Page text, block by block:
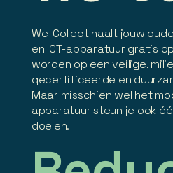
We-Collect haalt jouw
en ICT-apparatuur gratis
worden op een veilige,
gecertificeerde en
Maar misschien wel het
apparatuur steun je ook
doelen.